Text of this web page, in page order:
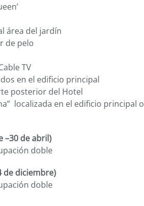
área del jardín
de pelo
TV
en el edificio principal
posterior del Hotel
localizada en el edificio
–30 de abril)
doble
de diciembre)
doble